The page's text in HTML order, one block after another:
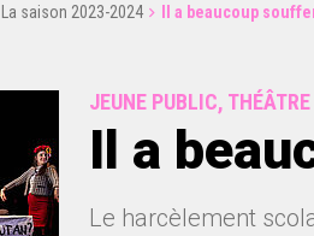
La saison 2023-2024 Il a beaucoup
JEUNE PUBLIC, THÉÂTRE
Il a
Le harcèlement